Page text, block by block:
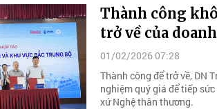
Thành công
trở về của
01/02/2026 07:28
Thành công để trở về, DN
nghiệm quý giá để tiếp
xứ Nghệ thân thương.